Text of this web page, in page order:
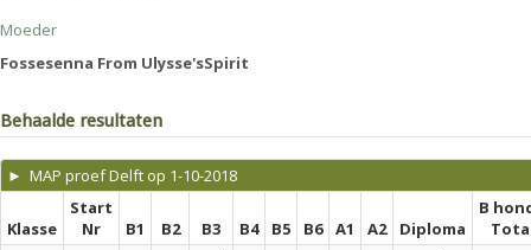
Moeder
Fossesenna From Ulysse'sSpirit
Behaalde resultaten
► MAP proef Delft op 1-10-2018
Klasse
Start
Nr
B1 B2 B3 B4 B5 B6 A1 A2 Diploma
B